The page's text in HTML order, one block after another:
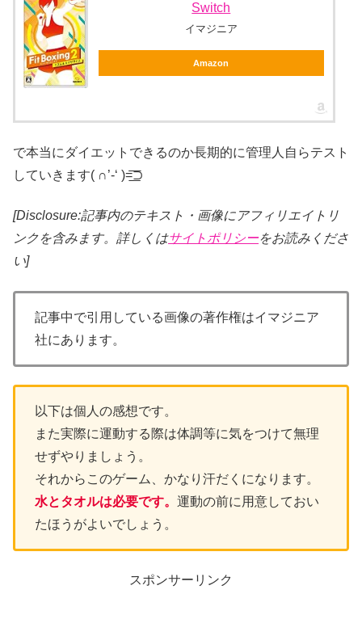
Switch
イマジニア
Amazon
で本当にダイエットできるのか長期的に管理人自らテスト
していきます( ∩’-‘ )=͟͟͞͞⊃
[Disclosure:記事内のテキスト・画像にアフィリエイトリ
ンクを含みます。詳しくはサイトポリシーをお読みくださ
い]
記事中で引用している画像の著作権はイマジニア
社にあります。
以下は個人の感想です。
また実際に運動する際は体調等に気をつけて無理
せずやりましょう。
それからこのゲーム、かなり汗だくになります。
水とタオルは必要です。 運動の前に用意しておい
たほうがよいでしょう。
スポンサーリンク